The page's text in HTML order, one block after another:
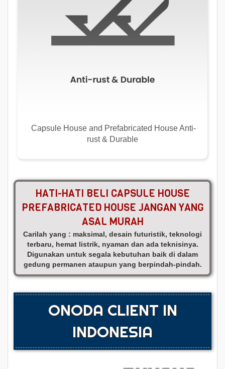
Capsule House and Prefabricated House Anti-
rust & Durable
HATI-HATI BELI CAPSULE HOUSE
PREFABRICATED HOUSE JANGAN YANG
ASAL MURAH
Carilah yang : maksimal, desain futuristik, teknologi
terbaru, hemat listrik, nyaman dan ada teknisinya.
Digunakan untuk segala kebutuhan baik di dalam
gedung permanen ataupun yang berpindah-pindah.
ONODA CLIENT IN
INDONESIA